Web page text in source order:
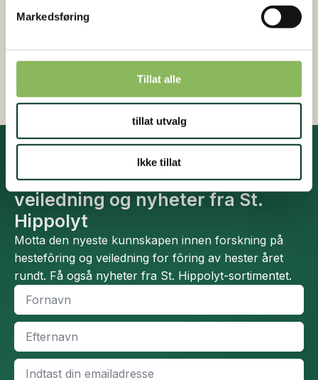
Markedsføring
Tillat alle
tillat utvalg
Ikke tillat
på
Gratis fôrveiledning
Ta del i den nyeste kunnskapen ,
veiledning og nyheter fra St.
Hippolyt
Motta den nyeste kunnskapen innen forskning på
hestefôring og veiledning for fôring av hester året
rundt. Få også nyheter fra St. Hippolyt-sortimentet.
Fornavn
Efternavn
Email